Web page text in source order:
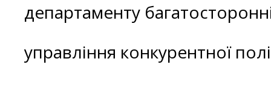
департаменту
управління конкурентної